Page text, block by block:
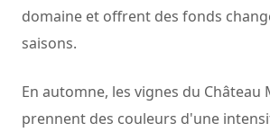
domaine et offrent des fonds
saisons.
En automne, les vignes du Château
prennent des couleurs d'une